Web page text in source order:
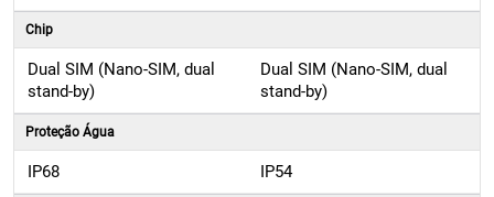
Chip
Dual SIM (Nano-SIM, dual
stand-by)
Dual SIM (Nano-SIM, dual
stand-by)
Proteção Água
IP68 IP54